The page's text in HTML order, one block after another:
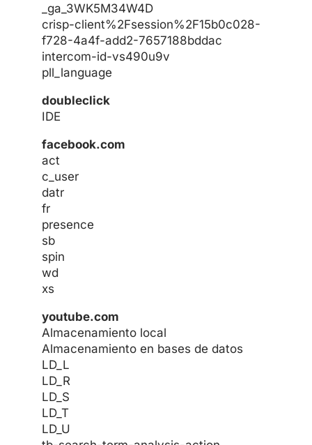
_ga_3WK5M34W4D
crisp-client%2Fsession%2F15b0c028-
f728-4a4f-add2-7657188bddac
intercom-id-vs490u9v
pll_language
doubleclick
IDE
facebook.com
act
c_user
datr
fr
presence
sb
spin
wd
xs
youtube.com
Almacenamiento local
Almacenamiento en bases de datos
LD_L
LD_R
LD_S
LD_T
LD_U